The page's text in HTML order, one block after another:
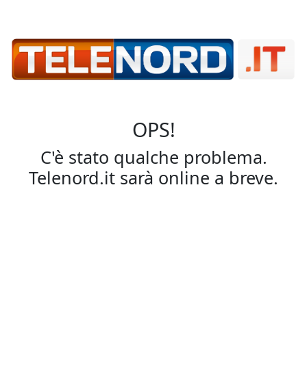
OPS!
C'è stato qualche problema.
Telenord.it sarà online a breve.